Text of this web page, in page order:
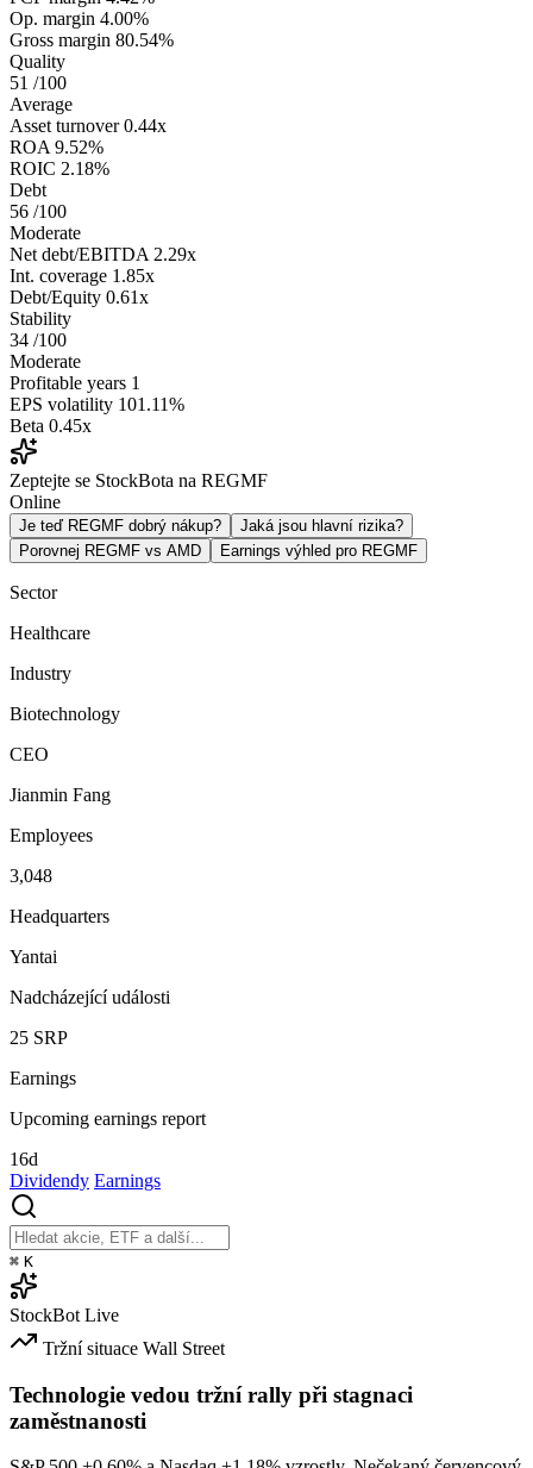
Op. margin 4.00%
Gross margin 80.54%
Quality
51 /100
Average
Asset turnover 0.44x
ROA 9.52%
ROIC 2.18%
Debt
56 /100
Moderate
Net debt/EBITDA 2.29x
Int. coverage 1.85x
Debt/Equity 0.61x
Stability
34 /100
Moderate
Profitable years 1
EPS volatility 101.11%
Beta 0.45x
Zeptejte se StockBota na REGMF
Online
Je teď REGMF dobrý nákup?
Jaká jsou hlavní rizika?
Porovnej REGMF vs AMD
Earnings výhled pro REGMF
Sector
Healthcare
Industry
Biotechnology
CEO
Jianmin Fang
Employees
3,048
Headquarters
Yantai
Nadcházející události
25 SRP
Earnings
Upcoming earnings report
16d
Dividendy Earnings
⌘ K
StockBot Live
Tržní situace Wall Street
Technologie vedou tržní rally při stagnaci
zaměstnanosti